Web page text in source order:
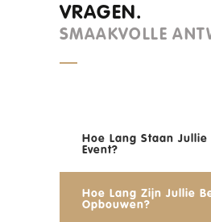
VRAGEN.
SMAAKVOLLE
Hoe Lang Staan Jullie
Event?
Hoe Lang Zijn Jullie
Opbouwen?